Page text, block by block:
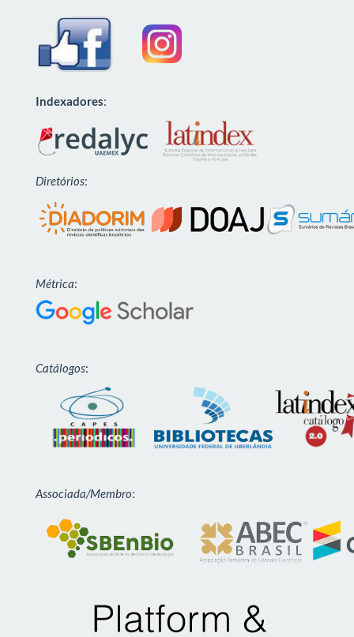
Indexadores:
Diretórios:
Métrica:
Catálogos:
Associada/Membro: